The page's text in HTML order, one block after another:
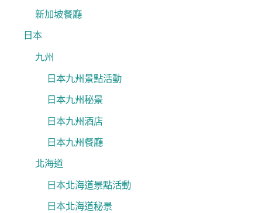
新加坡餐廳
日本
九州
日本九州景點活動
日本九州秘景
日本九州酒店
日本九州餐廳
北海道
日本北海道景點活動
日本北海道秘景